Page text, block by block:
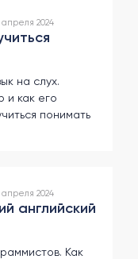
2024
на слух.
и как его
понимать
2024
английский
Как